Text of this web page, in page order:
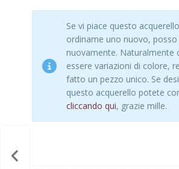
Se vi piace questo
ordinarne uno nuovo, posso
nuovamente. Naturalmente
essere variazioni di colore,
fatto un pezzo unico. Se
questo acquerello potete
cliccando qui, grazie mille.